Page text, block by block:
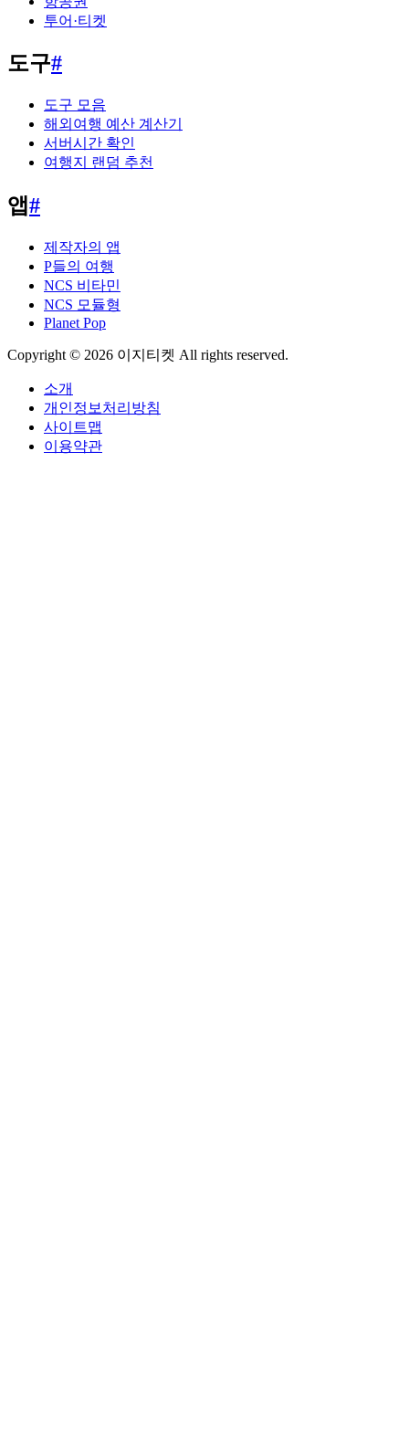
투어·티켓
도구#
도구 모음
해외여행 예산 계산기
서버시간 확인
여행지 랜덤 추천
앱#
제작자의 앱
P들의 여행
NCS 비타민
NCS 모듈형
Planet Pop
Copyright © 2026 이지티켓 All rights reserved.
소개
개인정보처리방침
사이트맵
이용약관